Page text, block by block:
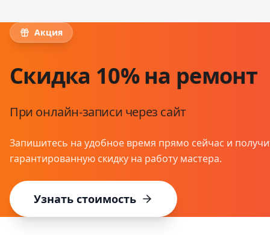
Акция
Скидка 10% на ремонт
При онлайн-записи через сайт
Запишитесь на удобное время прямо сейчас и
гарантированную скидку на работу мастера.
Узнать стоимость